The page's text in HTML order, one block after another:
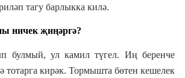
тагу барлыкка килә.
ничек җиңәргә?
булмый, ул камил түгел. Иң беренче
тотарга кирәк. Тормышта бөтен кешелек